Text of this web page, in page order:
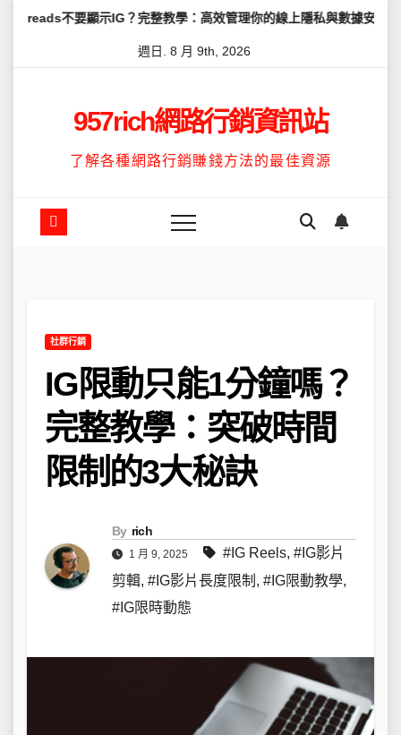
示IG？完整教學：高效管理你的線上隱私與數據安全 怎麼讓
週日. 8 月 9th, 2026
957rich網路行銷資訊站
了解各種網路行銷賺錢方法的最佳資源
社群行銷
IG限動只能1分鐘嗎？
完整教學：突破時間
限制的3大秘訣
By rich
1 月 9, 2025 #IG Reels, #IG影片
剪輯, #IG影片長度限制 , #IG限動教學,
#IG限時動態